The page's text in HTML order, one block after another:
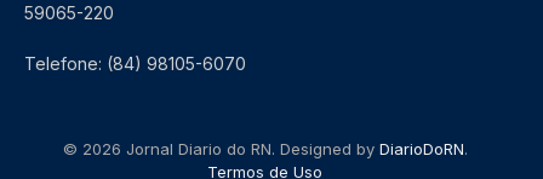
59065-220
Telefone: (84) 98105-6070
© 2026 Jornal Diario do RN. Designed by DiarioDoRN.
Termos de Uso